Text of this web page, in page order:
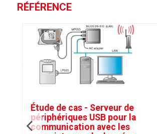
RÉFÉRENCE
Étude de cas - Serveur de
périphériques USB pour la
communication avec les